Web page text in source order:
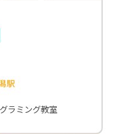
駅
ラミング教室